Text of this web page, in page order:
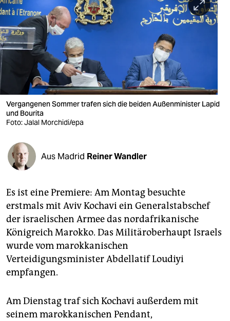
berlin
nord
wahrheit
verlag
verlag
veranstaltungen
fragen & hilfe
abo
genossenschaft
epaper login
Vergangenen Sommer trafen sich die beiden Außenminister Lapid
und Bourita
Foto: Jalal Morchidi/epa
Aus Madrid Reiner Wandler
Es ist eine Premiere: Am Montag besuchte
erstmals mit Aviv Kochavi ein Generalstabschef
der israelischen Armee das nordafrikanische
Königreich Marokko. Das Militäroberhaupt Israels
wurde vom marokkanischen
Verteidigungsminister Abdellatif Loudiyi
empfangen.
Am Dienstag traf sich Kochavi außerdem mit
seinem marokkanischen Pendant,